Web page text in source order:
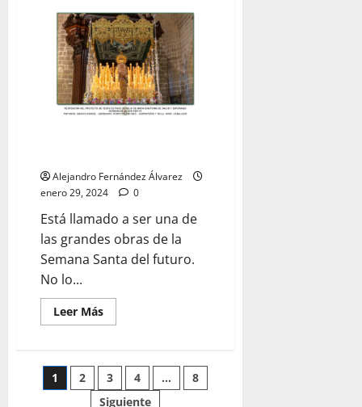
La
Buena
Muerte:
ante
una
situación
preocupante
Alejandro Fernández Álvarez
enero 29, 2024
0
Está llamado a ser una de
las grandes obras de la
Semana Santa del futuro.
No lo...
Leer MásLeer
más
joyero
de
San
Benito»
Paginación
1 2 3 4 …
8
Siguiente